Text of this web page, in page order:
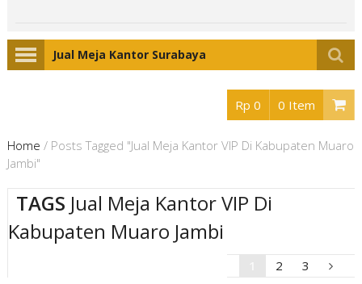
Jual Meja Kantor Surabaya
Rp 0 0 Item
Home / Posts Tagged "Jual Meja Kantor VIP Di Kabupaten Muaro
Jambi"
TAGS Jual Meja Kantor VIP Di
Kabupaten Muaro Jambi
2 3